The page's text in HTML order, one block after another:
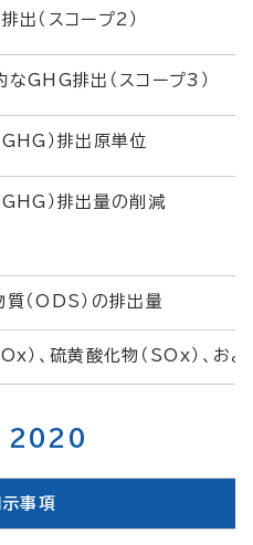
出（スコープ2）
GHG排出（スコープ3）
）排出原単位
GHG）排出量の削減
（ODS）の排出量
）、硫黄酸化物（SOx）、お
2020
示事項